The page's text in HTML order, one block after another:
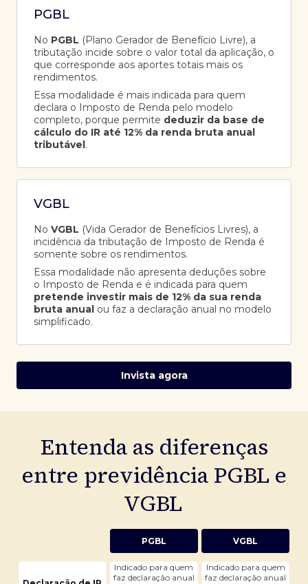
PGBL
No PGBL (Plano Gerador de Benefício Livre), a
tributação incide sobre o valor total da aplicação, o
que corresponde aos aportes totais mais os
rendimentos.
Essa modalidade é mais indicada para quem
declara o Imposto de Renda pelo modelo
completo, porque permite deduzir da base de
cálculo do IR até 12% da renda bruta anual
tributável.
VGBL
No VGBL (Vida Gerador de Benefícios Livres), a
incidência da tributação de Imposto de Renda é
somente sobre os rendimentos.
Essa modalidade não apresenta deduções sobre
o Imposto de Renda e é indicada para quem
pretende investir mais de 12% da sua renda
bruta anual ou faz a declaração anual no modelo
simplificado.
Invista agora
Entenda as diferenças
entre previdência PGBL e
VGBL
PGBL VGBL
Indicado para quem
faz declaração anual
Indicado para quem
faz declaração anual